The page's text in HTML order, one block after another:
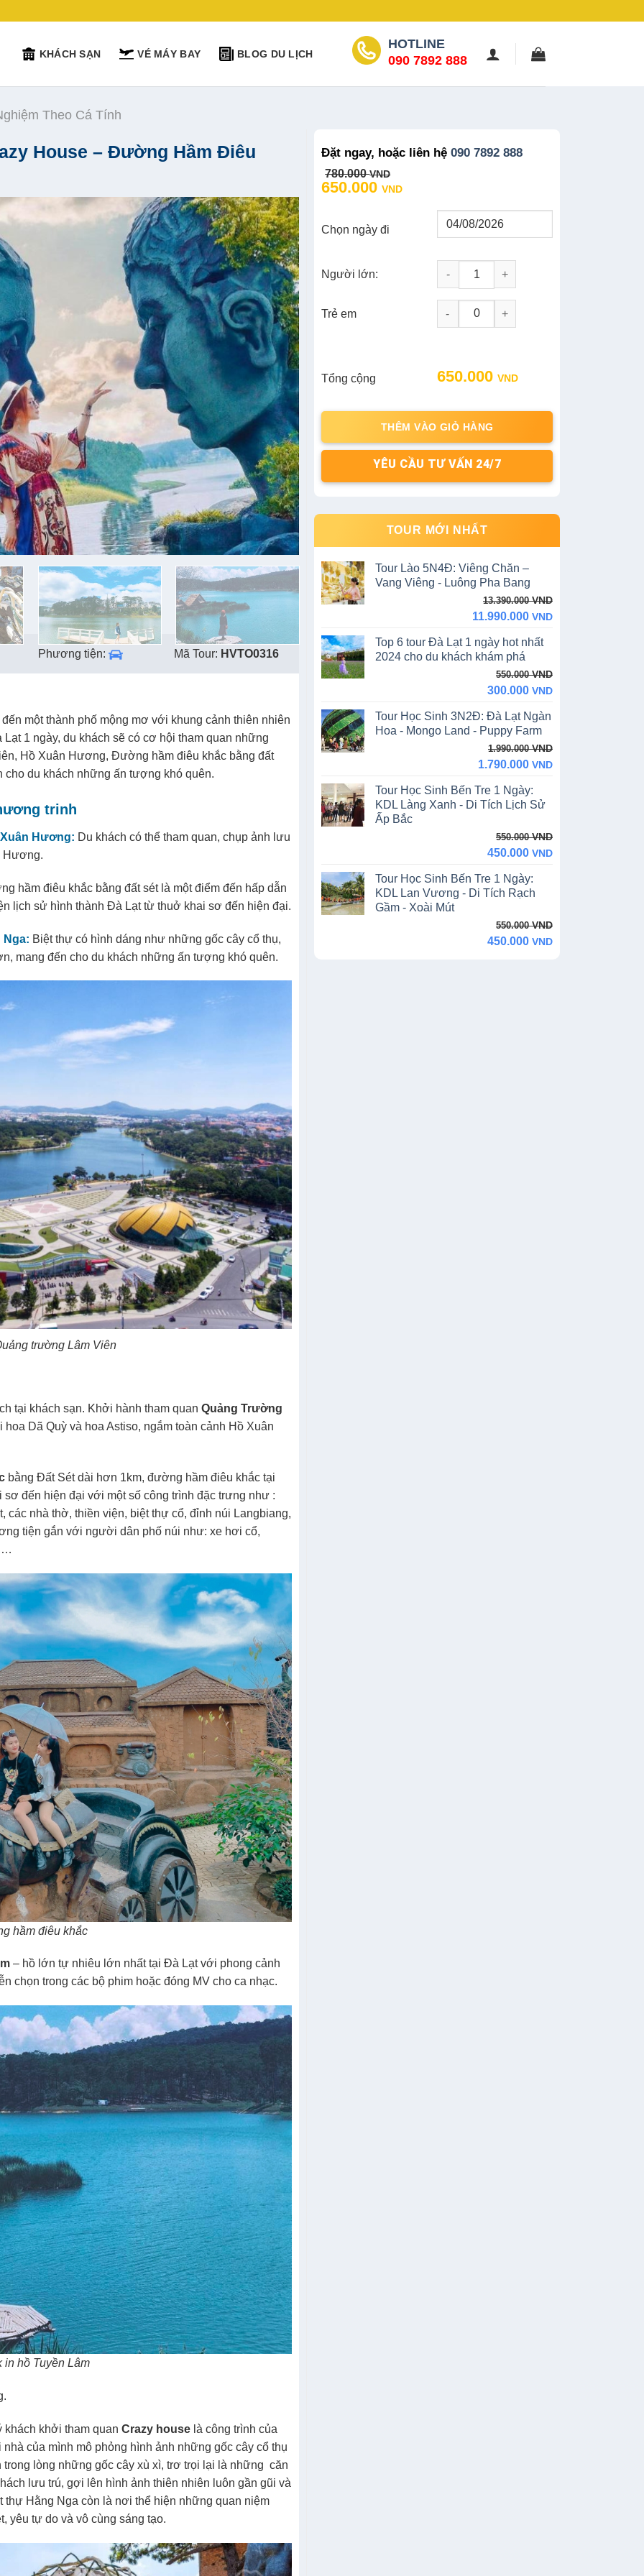
KHÁCH SẠN VÉ MÁY BAY BLOG DU LỊCH
HOTLINE
090 7892 888
Theo Cá Tính
Đặt ngay, hoặc liên hệ090 7892 888
780.000VND
Original
price
was:
650.000VND
Current
price
is:
Chọn ngày đi
Người lớn:
Tour Check in Đà Lạt 1N: Crazy House
Trẻ em - +
Tổng cộng
Original
780.000 VND.
650.000VND
Current
650.000 VND.
THÊM VÀO GIỎ HÀNG
YÊU CẦU TƯ VẤN 24/7
TOUR MỚI NHẤT
Tour Lào 5N4Đ: Viêng Chăn –
Vang Viêng - Luông Pha Bang
13.390.000VND
13.390.000 VND.
11.990.000 VND
11.990.000 VND.
Top 6 tour Đà Lạt 1 ngày hot nhất
2024 cho du khách khám phá
550.000VND
550.000 VND.
300.000 VND
300.000 VND.
Tour Học Sinh 3N2Đ: Đà Lạt Ngàn
Hoa - Mongo Land - Puppy Farm
1.990.000VND
1.990.000 VND.
1.790.000 VND
1.790.000 VND.
Tour Học Sinh Bến Tre 1 Ngày:
KDL Làng Xanh - Di Tích Lịch Sử
Ấp Bắc
550.000VND
550.000 VND.
450.000 VND
450.000 VND.
Tour Học Sinh Bến Tre 1 Ngày:
KDL Lan Vương - Di Tích Rạch
Gầm - Xoài Mút
550.000VND
450.000 VND
House – Đường Hầm Điêu
Phương tiện: Mã Tour: HVTO0316
một thành phố mộng mơ với khung cảnh thiên nhiên
1 ngày, du khách sẽ có cơ hội tham quan những
Hồ Xuân Hương, Đường hầm điêu khắc bằng đất
du khách những ấn tượng khó quên.
trinh
Hương: Du khách có thể tham quan, chụp ảnh lưu
Hương.
hầm điêu khắc bằng đất sét là một điểm đến hấp dẫn
lịch sử hình thành Đà Lạt từ thuở khai sơ đến hiện đại.
Nga: Biệt thự có hình dáng như những gốc cây cổ thụ,
mang đến cho du khách những ấn tượng khó quên.
trường Lâm Viên
tại khách sạn. Khởi hành tham quanQuảng Trường
Dã Quỳ và hoa Astiso, ngắm toàn cảnh Hồ Xuân
bằng Đất Sét dài hơn 1km, đường hầm điêu khắc tại
đến hiện đại với một số công trình đặc trưng như :
nhà thờ, thiền viện, biệt thự cổ, đỉnh núi Langbiang,
tiện gắn với người dân phố núi như: xe hơi cổ,
hầm điêu khắc
– hồ lớn tự nhiêu lớn nhất tại Đà Lạt với phong cảnh
chọn trong các bộ phim hoặc đóng MV cho ca nhạc.
in hồ Tuyền Lâm
khách khởi tham quanCrazy house là công trình của
của mình mô phỏng hình ảnh những gốc cây cổ thụ
lòng những gốc cây xù xì, trơ trọi lại là những căn
lưu trú, gợi lên hình ảnh thiên nhiên luôn gần gũi và
Hằng Nga còn là nơi thể hiện những quan niệm
yêu tự do và vô cùng sáng tạo.